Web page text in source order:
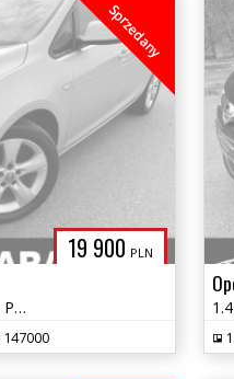
19 900 PLN
Sprzedany
1.6T 180KM NAVI KLIMATRONIC PDC GRZ.FOTELE TEMPOMAT ALU OPŁATY BEZWYPA
147000